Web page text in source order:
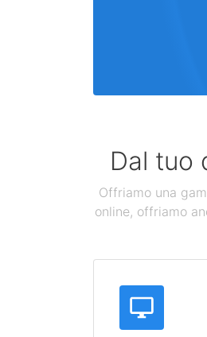
Dal tuo
Offriamo una
online, offriamo